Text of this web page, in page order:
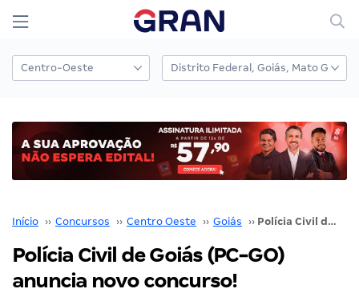
Início ›› Concursos ›› Centro Oeste ›› Goiás ›› Polícia Civil de Goiás (PC-GO) anuncia novo concurso!
Polícia Civil de Goiás (PC-GO)
anuncia novo concurso!